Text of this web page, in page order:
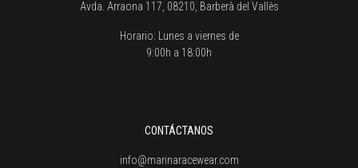
Avda. Arraona 117, 08210, Barberà del Vallès
Horario: Lunes a viernes de
9:00h a 18:00h
CONTÁCTANOS
info@marinaracewear.com